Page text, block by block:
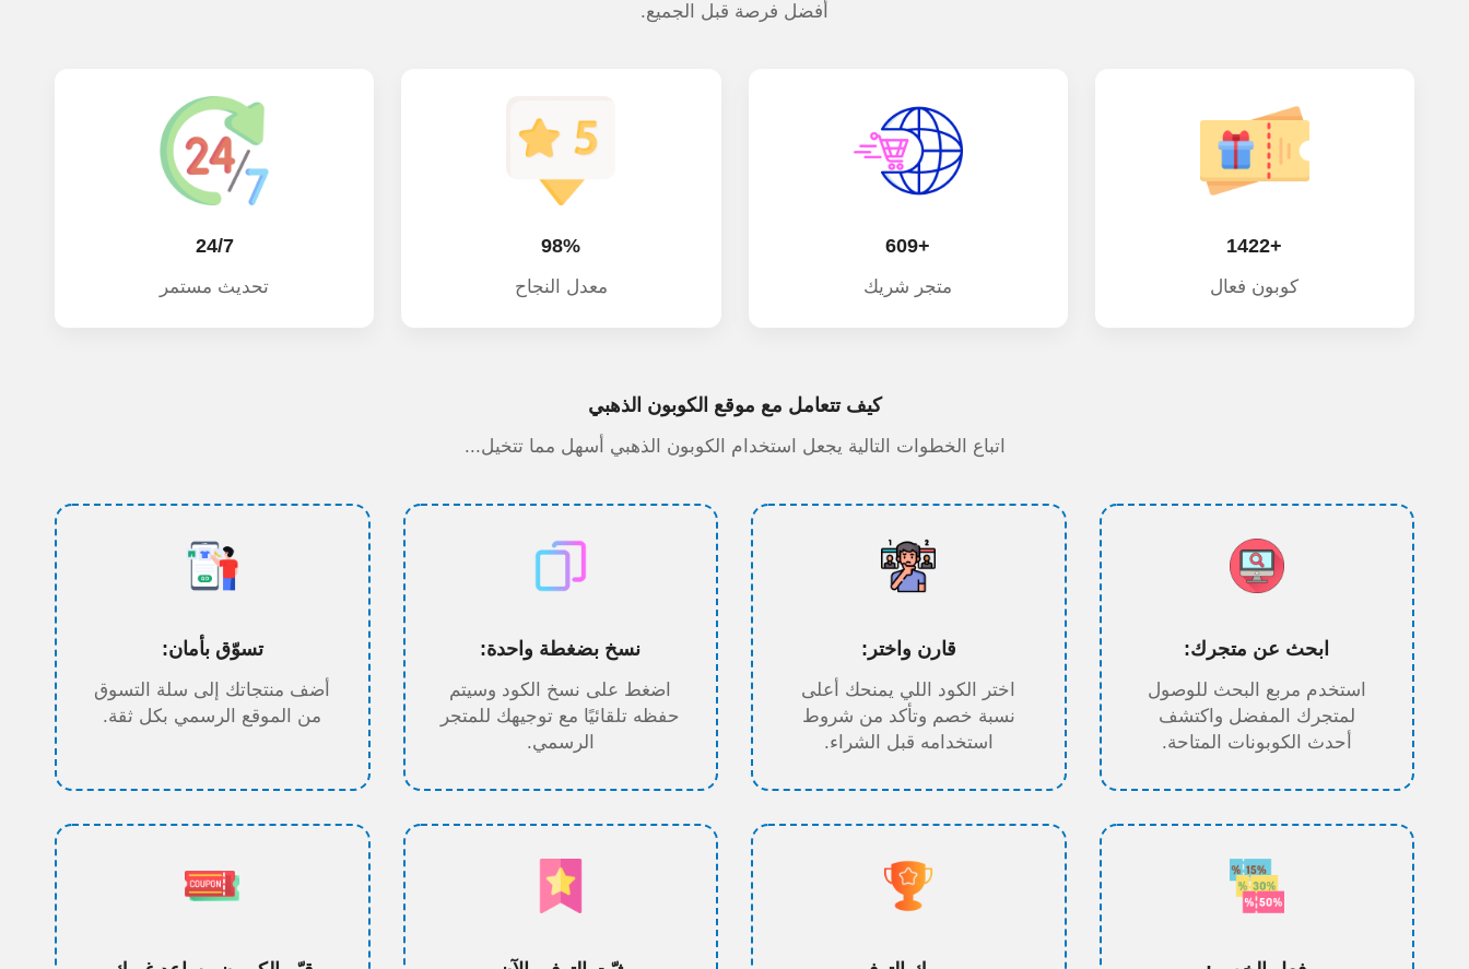
أفضل فرصة قبل الجميع.
+1422
كوبون فعال
+609
متجر شريك
98%
معدل النجاح
24/7
تحديث مستمر
كيف تتعامل مع موقع الكوبون الذهبي
اتباع الخطوات التالية يجعل استخدام الكوبون الذهبي أسهل مما تتخيل...
ابحث عن متجرك:
استخدم مربع البحث للوصول
لمتجرك المفضل واكتشف
أحدث الكوبونات المتاحة.
قارن واختر:
اختر الكود اللي يمنحك أعلى
نسبة خصم وتأكد من شروط
استخدامه قبل الشراء.
نسخ بضغطة واحدة:
اضغط على نسخ الكود وسيتم
حفظه تلقائيًا مع توجيهك للمتجر
الرسمي.
تسوّق بأمان:
أضف منتجاتك إلى سلة التسوق
من الموقع الرسمي بكل ثقة.